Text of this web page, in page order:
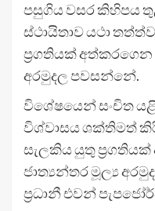
පසුගිය වසර කිහිපය
ස්ථායිතාව යථා
ප්‍රගතියක්
අරමුදල පවසන්නේ.
විශේෂයෙන් සංචිත
විශ්වාසය ශක්තිමත්
සැලකිය යුතු
ජාත්‍යන්තර මූල්‍ය
ප්‍රධානී එවන්